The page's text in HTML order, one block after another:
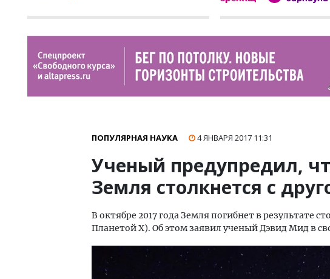
ПОПУЛЯРНАЯ НАУКА 4 ЯНВАРЯ 2017 11:31
Ученый предупредил,
Земля столкнется с
В октябре 2017 года Земля погибнет в результате
Планетой Х). Об этом заявил ученый Дэвид Мид в